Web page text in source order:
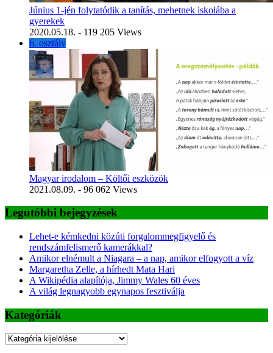
Június 1-jén folytatódik a tanítás, mehetnek iskolába a
gyerekek
2020.05.18. - 119 205 Views
6. osztály
Magyar irodalom – Költői eszközök
2021.08.09. - 96 062 Views
Legutóbbi bejegyzések
Lehet-e kémkedni közúti forgalommegfigyelő és
rendszámfelismerő kamerákkal?
Amikor elnémult a Niagara – a nap, amikor elfogyott a víz
Margaretha Zelle, a hírhedt Mata Hari
A Wikipédia alapítója, Jimmy Wales 60 éves
A világ legnagyobb egynapos fesztiválja
Kategóriák
Kategóriák